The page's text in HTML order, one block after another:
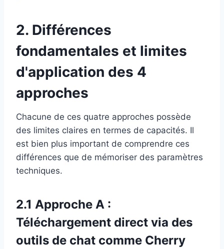
2. Différences
fondamentales et limites
d'application des 4
approches
Chacune de ces quatre approches possède
des limites claires en termes de capacités. Il
est bien plus important de comprendre ces
différences que de mémoriser des paramètres
techniques.
2.1 Approche A :
Téléchargement direct via des
outils de chat comme Cherry